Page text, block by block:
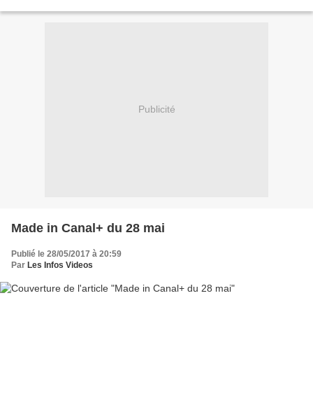
Publicité
Made in Canal+ du 28 mai
Publié le 28/05/2017 à 20:59
Par Les Infos Videos